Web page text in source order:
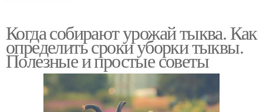
Когда собирают урожай тыква. Как
определить сроки уборки тыквы.
Полезные и простые советы